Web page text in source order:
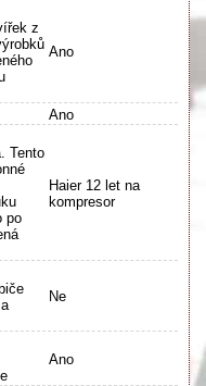
z
Ano
Ano
Tento
po
Haier 12 let na
kompresor
Ne
Ano